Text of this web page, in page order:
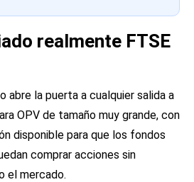
realmente FTSE
abre la puerta a cualquier salida a
OPV de tamaño muy grande, con
disponible para que los fondos
comprar acciones sin
el mercado.